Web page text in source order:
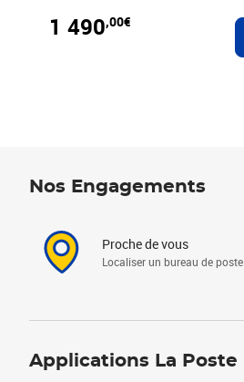
1 490,00€
Nos Engagements
Proche de vous
Localiser un bureau de poste
Applications La Poste